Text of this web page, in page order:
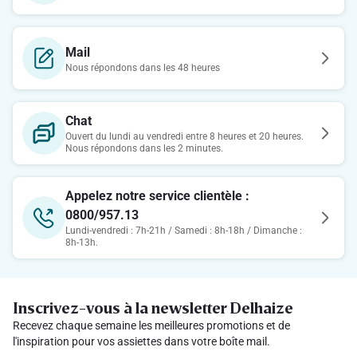
Mail
Nous répondons dans les 48 heures
Chat
Ouvert du lundi au vendredi entre 8 heures et 20 heures.
Nous répondons dans les 2 minutes.
Appelez notre service clientèle :
0800/957.13
Lundi-vendredi : 7h-21h / Samedi : 8h-18h / Dimanche :
8h-13h.
Inscrivez-vous à la newsletter Delhaize
Recevez chaque semaine les meilleures promotions et de
l'inspiration pour vos assiettes dans votre boîte mail.